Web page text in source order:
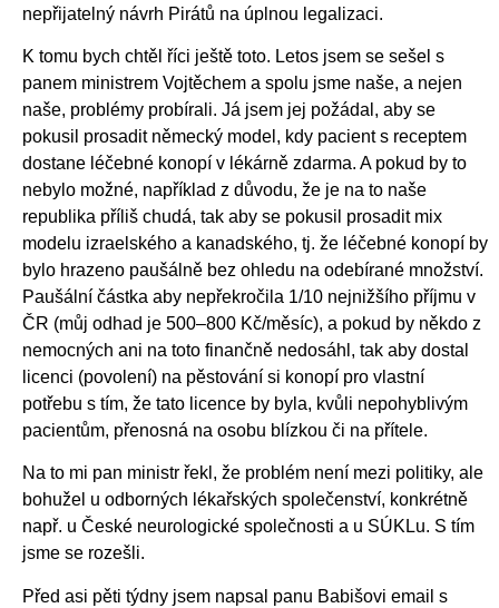
nepřijatelný návrh Pirátů na úplnou legalizaci.
K tomu bych chtěl říci ještě toto. Letos jsem se sešel s
panem ministrem Vojtěchem a spolu jsme naše, a nejen
naše, problémy probírali. Já jsem jej požádal, aby se
pokusil prosadit německý model, kdy pacient s receptem
dostane léčebné konopí v lékárně zdarma. A pokud by to
nebylo možné, například z důvodu, že je na to naše
republika příliš chudá, tak aby se pokusil prosadit mix
modelu izraelského a kanadského, tj. že léčebné konopí by
bylo hrazeno paušálně bez ohledu na odebírané množství.
Paušální částka aby nepřekročila 1/10 nejnižšího příjmu v
ČR (můj odhad je 500–800 Kč/měsíc), a pokud by někdo z
nemocných ani na toto finančně nedosáhl, tak aby dostal
licenci (povolení) na pěstování si konopí pro vlastní
potřebu s tím, že tato licence by byla, kvůli nepohyblivým
pacientům, přenosná na osobu blízkou či na přítele.
Na to mi pan ministr řekl, že problém není mezi politiky, ale
bohužel u odborných lékařských společenství, konkrétně
např. u České neurologické společnosti a u SÚKLu. S tím
jsme se rozešli.
Před asi pěti týdny jsem napsal panu Babišovi email s